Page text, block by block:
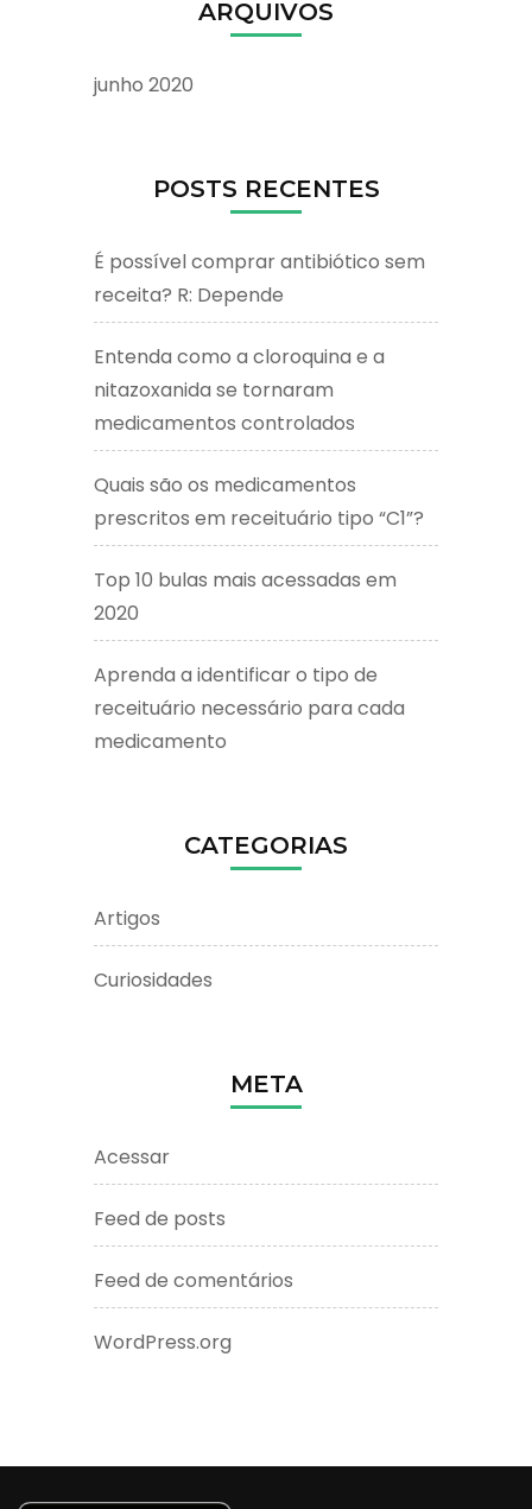
ARQUIVOS
junho 2020
POSTS RECENTES
É possível comprar antibiótico sem
receita? R: Depende
Entenda como a cloroquina e a
nitazoxanida se tornaram
medicamentos controlados
Quais são os medicamentos
prescritos em receituário tipo “C1”?
Top 10 bulas mais acessadas em
2020
Aprenda a identificar o tipo de
receituário necessário para cada
medicamento
CATEGORIAS
Artigos
Curiosidades
META
Acessar
Feed de posts
Feed de comentários
WordPress.org